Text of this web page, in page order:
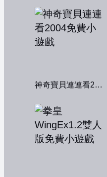
神奇寶貝連連看2004